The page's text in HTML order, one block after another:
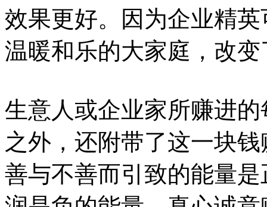
效果更好。因为企业精
温暖和乐的大家庭，改
生意人或企业家所赚进
之外，还附带了这一块
善与不善而引致的能量